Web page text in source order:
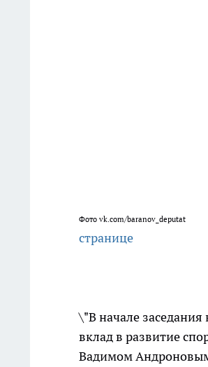
Фото vk.com/baranov_deputat
странице
\"В начале
вклад в развитие
Вадимом